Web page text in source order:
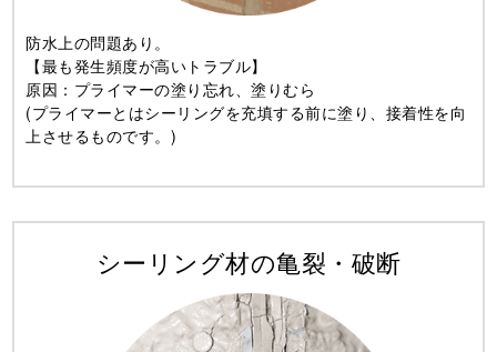
防水上の問題あり。
【最も発生頻度が高いトラブル】
原因：プライマーの塗り忘れ、塗りむら
(プライマーとはシーリングを充填する前に塗り、接着性を向
上させるものです。)
シーリング材の亀裂・破断